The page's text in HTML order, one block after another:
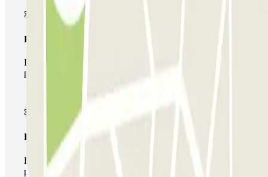
Pase básico
Durante tu estancia podrás entrar y salir una única vez al
parking
Pase multiparking
Durante tu estancia podrás hacer uso de toda la red de
parkings de este operador disponibles en Parclick.